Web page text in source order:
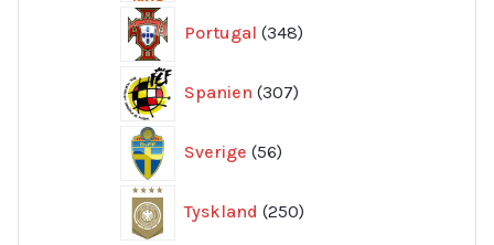
Portugal 348
produkter
Spanien 307
produkter
Sverige 56
produkter
Tyskland 250
produkter